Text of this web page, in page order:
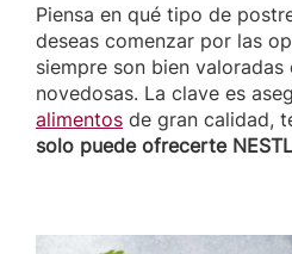
Piensa en qué tipo de
deseas comenzar por las
siempre son bien
novedosas. La clave es
alimentos de gran calidad,
solo puede ofrecerte